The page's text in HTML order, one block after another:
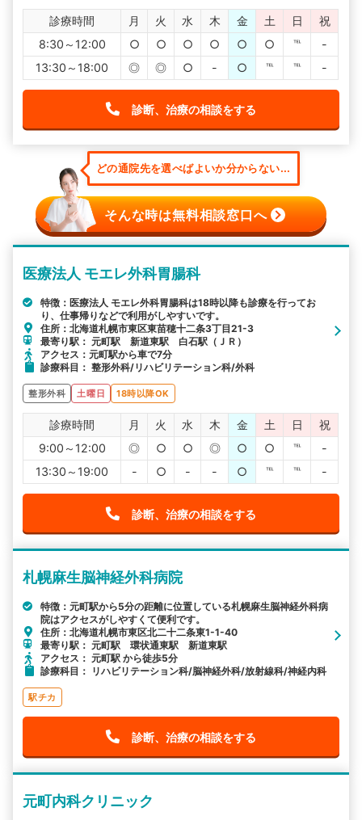
診療時間 月 火 水 木 金 土 日
祝
8:30～12:00
○ ○ ○ ○ ○ ○ ℡
-
13:30～18:00
◎ ◎ ○ - ○ ℡ ℡ -
診断、治療の相談をする
どの通院先を選べばよいか分からない...
そんな時は無料相談窓口へ
医療法人 モエレ外科胃腸科
特徴：医療法人 モエレ外科胃腸科は18時以降も診療を行ってお
り、仕事帰りなどで利用がしやすいです。
住所：北海道札幌市東区東苗穂十二条3丁目21-3
最寄り駅： 元町駅 新道東駅 白石駅（ＪＲ）
アクセス：元町駅から車で7分
診療科目： 整形外科/リハビリテーション科/外科
整形外科 土曜日 18時以降OK
診療時間 月 火 水 木 金 土 日
祝
9:00～12:00
◎ ○ ○ ◎ ○ ○ ℡
-
13:30～19:00
- ○ - - ○ ℡ ℡ -
診断、治療の相談をする
札幌麻生脳神経外科病院
特徴：元町駅から5分の距離に位置している札幌麻生脳神経外科病
院はアクセスがしやすくて便利です。
住所：北海道札幌市東区北二十二条東1-1-40
最寄り駅： 元町駅 環状通東駅 新道東駅
アクセス： 元町駅 から徒歩5分
診療科目： リハビリテーション科/脳神経外科/放射線科/神経内科
駅チカ
診断、治療の相談をする
元町内科クリニック